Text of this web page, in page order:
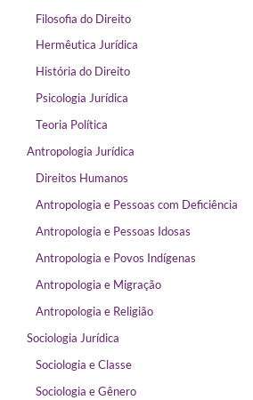
Filosofia do Direito
Hermêutica Jurídica
História do Direito
Psicologia Jurídica
Teoria Política
Antropologia Jurídica
Direitos Humanos
Antropologia e Pessoas com Deficiência
Antropologia e Pessoas Idosas
Antropologia e Povos Indígenas
Antropologia e Migração
Antropologia e Religião
Sociologia Jurídica
Sociologia e Classe
Sociologia e Gênero